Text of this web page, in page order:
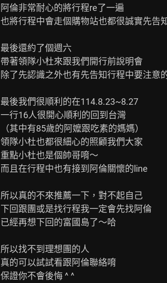
阿倫非常耐心的將行程re了一遍
也將行程中會走個購物站也都很誠實先告
最後還約了個週六
帶著領隊小杜來跟我們開行前說明會
除了先認識之外也有先告知行程中要注意
最後我們很順利的在114.8.23~8.27
一行16人很開心順利的回到台灣
（其中有85歲的阿嬤跟吃素的媽媽）
領隊小杜也都很細心的照顧我們大家
重點小杜也是個帥哥唷～
而且在行程中也有接到阿倫關懷的line
所以真的不來推薦一下，對不起自己
下回跟團或是找行程我一定會先找阿倫
已經再想下回的富國島了～哈
所以找不到理想團的人
真的可以試試看跟阿倫聯絡唷
保證你不會後悔 ^ ^